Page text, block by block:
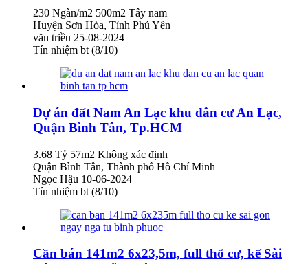
230 Ngàn/m2 500m2 Tây nam
Huyện Sơn Hòa, Tỉnh Phú Yên
văn triều 25-08-2024
Tín nhiệm bt (8/10)
Dự án đất Nam An Lạc khu dân cư An Lạc,
Quận Bình Tân, Tp.HCM
3.68 Tỷ 57m2 Không xác định
Quận Bình Tân, Thành phố Hồ Chí Minh
Ngọc Hậu 10-06-2024
Tín nhiệm bt (8/10)
Cần bán 141m2 6x23,5m, full thổ cư, kế Sài